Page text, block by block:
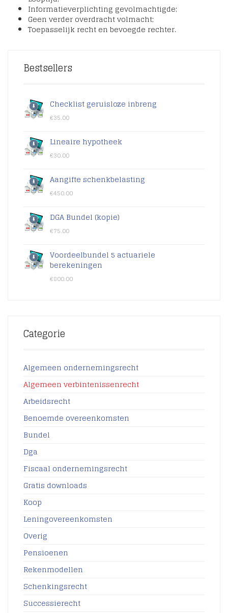
Informatieverplichting gevolmachtigde;
Geen verder overdracht volmacht;
Toepasselijk recht en bevoegde rechter.
Bestsellers
Checklist geruisloze inbreng
€35.00
Lineaire hypotheek
€30.00
Aangifte schenkbelasting
€450.00
DGA Bundel (kopie)
€75.00
Voordeelbundel 5 actuariele
berekeningen
€800.00
Categorie
Algemeen ondernemingsrecht
Algemeen verbintenissenrecht
Arbeidsrecht
Benoemde overeenkomsten
Bundel
Dga
Fiscaal ondernemingsrecht
Gratis downloads
Koop
Leningovereenkomsten
Overig
Pensioenen
Rekenmodellen
Schenkingsrecht
Successierecht